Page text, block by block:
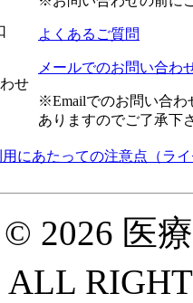
せ
よくあるご質問
メールでのお問い合わ
※Emailでのお問い合わ
ありますのでご了承下
にあたっての注意点（ラ
© 2026 医
RIGHT